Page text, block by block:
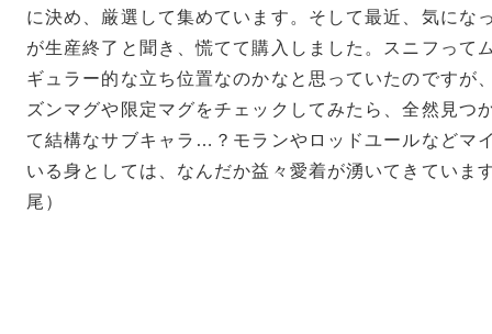
に決め、厳選して集めています。そして最近、気にな
が生産終了と聞き、慌てて購入しました。スニフって
ギュラー的な立ち位置なのかなと思っていたのですが
ズンマグや限定マグをチェックしてみたら、全然見つ
て結構なサブキャラ…？モランやロッドユールなどマ
いる身としては、なんだか益々愛着が湧いてきていま
尾）